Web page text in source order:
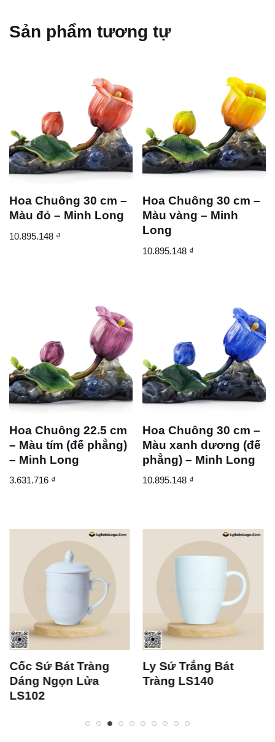
Sản phẩm tương tự
Hoa Chuông 30 cm –
Màu đỏ – Minh Long
10.895.148 ₫
Hoa Chuông 30 cm –
Màu vàng – Minh
Long
10.895.148 ₫
Hoa Chuông 22.5 cm
– Màu tím (đế phẳng)
– Minh Long
3.631.716 ₫
Hoa Chuông 30 cm –
Màu xanh dương (đế
phẳng) – Minh Long
10.895.148 ₫
Cốc Sứ Bát Tràng
Dáng Ngọn Lửa
LS102
Ly Sứ Trắng Bát
Tràng LS140